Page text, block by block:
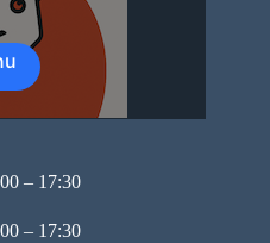
– 17:30
– 17:30